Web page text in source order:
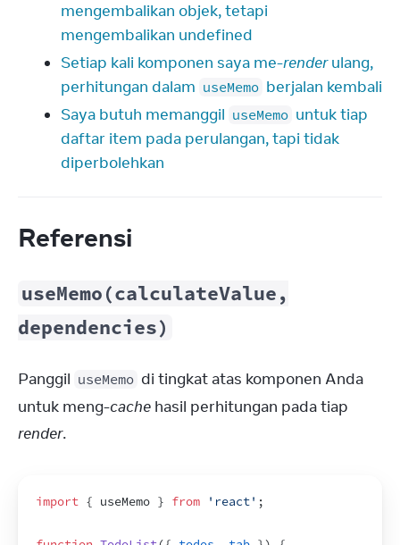
mengembalikan objek, tetapi
mengembalikan undefined
Setiap kali komponen saya me-renderulang,
perhitungan dalam useMemo berjalan kembali
Saya butuh memanggil useMemo untuk tiap
daftar item pada perulangan, tapi tidak
diperbolehkan
Referensi
useMemo(calculateValue,
dependencies)
Panggil useMemo di tingkat atas komponen Anda
untuk meng-cache
render.
import { useMemo } from 'react' ;